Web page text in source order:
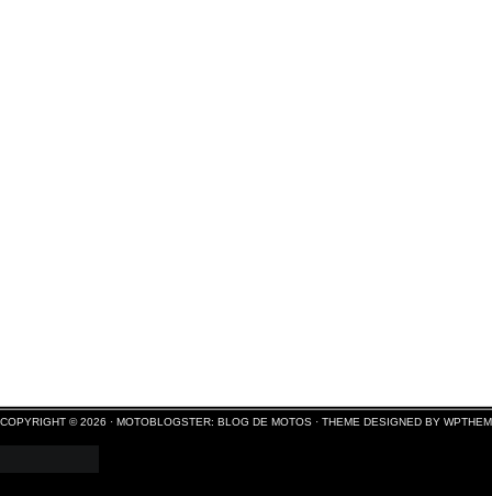
COPYRIGHT © 2026 · MOTOBLOGSTER: BLOG DE MOTOS · THEME DESIGNED BY